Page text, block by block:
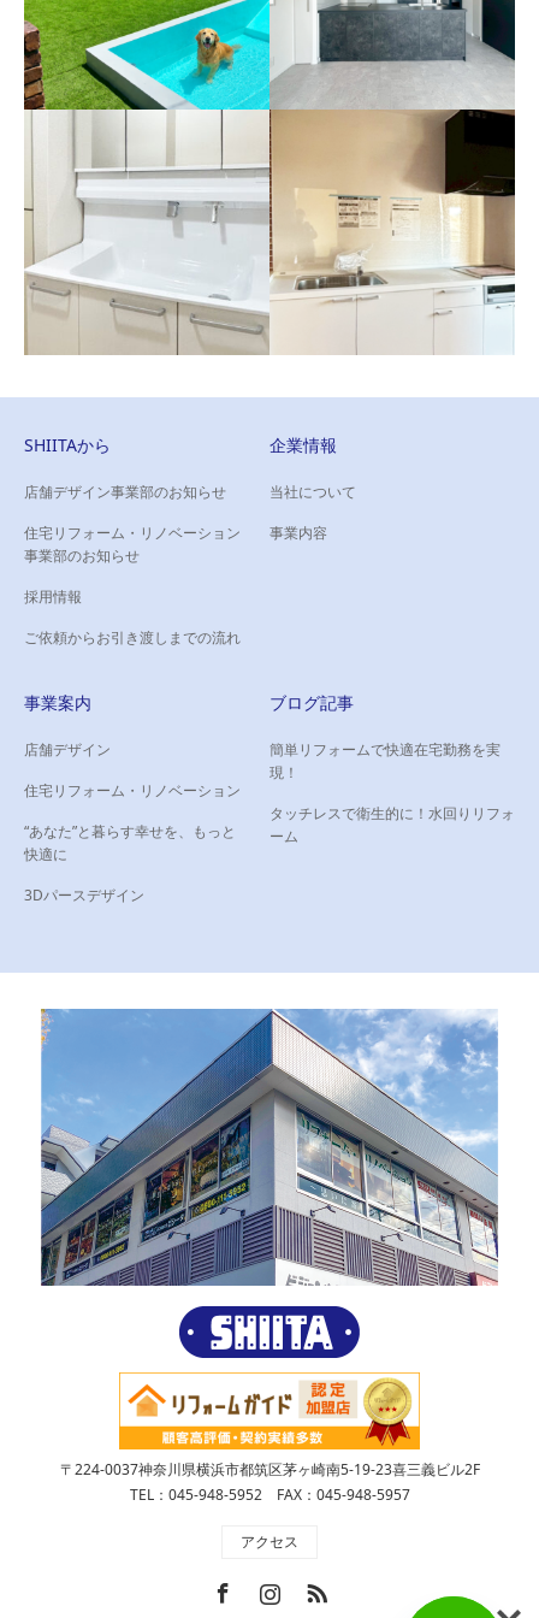
戸建て住宅（相模原市）
愛犬がのびのび遊べる、プー
ル付きのお庭へ。
マンション（横浜市港北
マンション（横浜市都筑
区）
機能性とデザイン性を両立し
マンション（横浜市都筑
SHIITAから
店舗デザイン事業部のお知らせ
住宅リフォーム・リノベーション
事業部のお知らせ
採用情報
ご依頼からお引き渡しまでの流れ
企業情報
当社について
事業内容
事業案内
店舗デザイン
住宅リフォーム・リノベーション
“あなた”と暮らす幸せを、もっと
快適に
3Dパースデザイン
ブログ記事
簡単リフォームで快適在宅勤務を実
現！
タッチレスで衛生的に！水回りリフォ
ーム
〒224-0037神奈川県横浜市都筑区茅ヶ崎南5-19-23喜三義ビル2F
TEL：045-948-5952 FAX：045-948-5957
アクセス